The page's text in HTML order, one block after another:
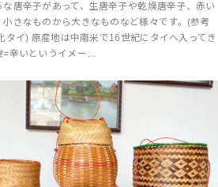
な唐辛子があって、生唐辛子や乾燥唐辛子、赤い
小さなものから大きなものなど様々です。(参考
タイ) 原産地は中南米で16世紀にタイへ入ってき
=辛いというイメー…